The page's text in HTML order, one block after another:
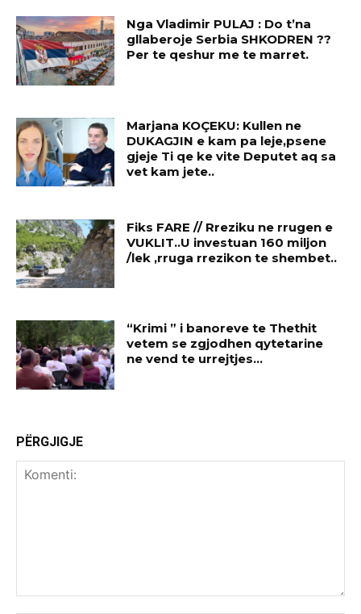
Nga Vladimir PULAJ : Do t’na
gllaberoje Serbia SHKODREN ??
Per te qeshur me te marret.
Marjana KOÇEKU: Kullen ne
DUKAGJIN e kam pa leje,psene
gjeje Ti qe ke vite Deputet aq sa
vet kam jete..
Fiks FARE // Rreziku ne rrugen e
VUKLIT..U investuan 160 miljon
/lek ,rruga rrezikon te shembet..
“Krimi ” i banoreve te Thethit
vetem se zgjodhen qytetarine
ne vend te urrejtjes…
PËRGJIGJE